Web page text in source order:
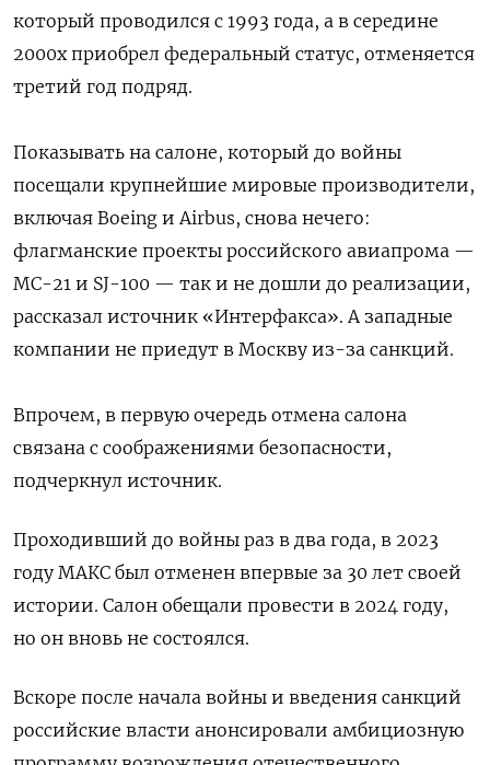
который проводился с 1993 года, а в середине
2000х приобрел федеральный статус, отменяется
третий год подряд.
Показывать на салоне, который до войны
посещали крупнейшие мировые производители,
включая Boeing и Airbus, снова нечего:
флагманские проекты российского авиапрома —
МС-21 и SJ-100 — так и не дошли до реализации,
рассказал источник «Интерфакса». А западные
компании не приедут в Москву из-за санкций.
Впрочем, в первую очередь отмена салона
связана с соображениями безопасности,
подчеркнул источник.
Проходивший до войны раз в два года, в 2023
году МАКС был отменен впервые за 30 лет своей
истории. Салон обещали провести в 2024 году,
но он вновь не состоялся.
Вскоре после начала войны и введения санкций
российские власти анонсировали амбициозную